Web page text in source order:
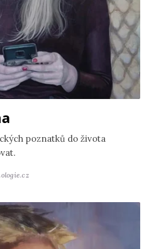
poznatků do života